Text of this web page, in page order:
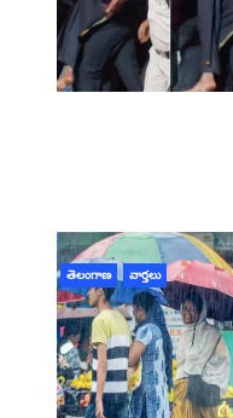
తెలంగాణ వార్తలు